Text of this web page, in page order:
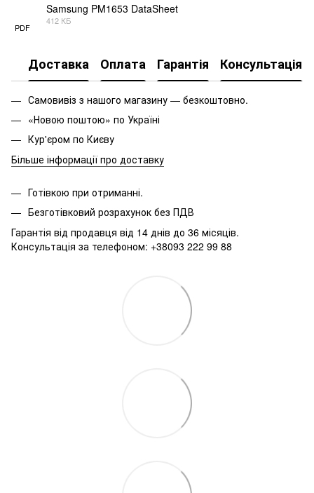
PDF
Samsung PM1653 DataSheet
412 КБ
Доставка Оплата Гарантія Консультація
Самовивіз з нашого магазину — безкоштовно.
«Новою поштою» по Україні
Кур'єром по Києву
Більше інформації про доставку
Готівкою при отриманні.
Безготівковий розрахунок без ПДВ
Гарантія від продавця від 14 днів до 36 місяців.
Консультація за телефоном: +38093 222 99 88